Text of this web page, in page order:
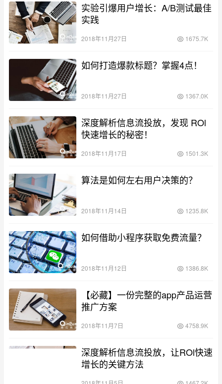
实验引爆用户增长：A/B测试最佳
实践
2018年11月27日 1675.7K
如何打造爆款标题？掌握4点！
2018年11月27日 1367.0K
深度解析信息流投放，发现 ROl
快速增长的秘密！
2018年11月17日 1501.3K
算法是如何左右用户决策的？
2018年11月14日 1235.8K
如何借助小程序获取免费流量？
2018年11月12日 1386.8K
【必藏】一份完整的app产品运营
推广方案
2018年11月7日 4758.9K
深度解析信息流投放，让ROl快速
增长的关键方法